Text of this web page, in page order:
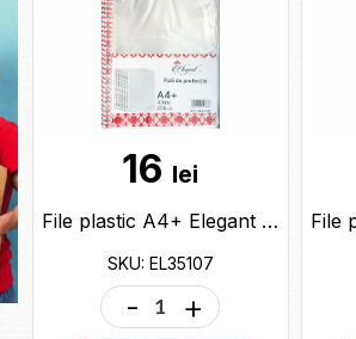
16 lei
File plastic A4+ Elegant 40mk (20buc) EL35107
SKU: EL35107
- +